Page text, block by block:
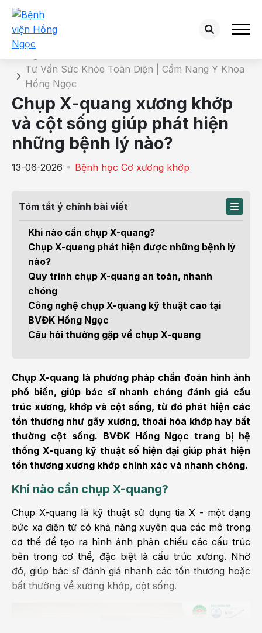
Chi tiết bài tư vấn
Tư Vấn Sức Khỏe Toàn Diện | Cẩm Nang Y Khoa
Hồng Ngọc
Chụp X-quang xương khớp
và cột sống giúp phát hiện
những bệnh lý nào?
13-06-2026 Bệnh học Cơ xương khớp
Tóm tắt ý chính bài viết
Khi nào cần chụp X-quang?
Chụp X-quang phát hiện được những bệnh lý
nào?
Quy trình chụp X-quang an toàn, nhanh
chóng
Công nghệ chụp X-quang kỹ thuật cao tại
BVĐK Hồng Ngọc
Câu hỏi thường gặp về chụp X-quang
Chụp X-quang là phương pháp chẩn đoán hình ảnh
phổ biến, giúp bác sĩ nhanh chóng đánh giá cấu
trúc xương, khớp và cột sống, từ đó phát hiện các
tổn thương như gãy xương, thoái hóa khớp hay bất
thường cột sống. BVĐK Hồng Ngọc trang bị hệ
thống X-quang kỹ thuật số hiện đại giúp phát hiện
tổn thương xương khớp chính xác và nhanh chóng.
Khi nào cần chụp X-quang?
Chụp X-quang là kỹ thuật sử dụng tia X - một dạng
bức xạ điện từ có khả năng xuyên qua các mô trong
cơ thể để tạo ra hình ảnh phản chiếu các cấu trúc
bên trong cơ thể, đặc biệt là cấu trúc xương. Nhờ
đó, giúp bác sĩ đánh giá nhanh các tổn thương hoặc
bất thường về xương khớp, cột sống.